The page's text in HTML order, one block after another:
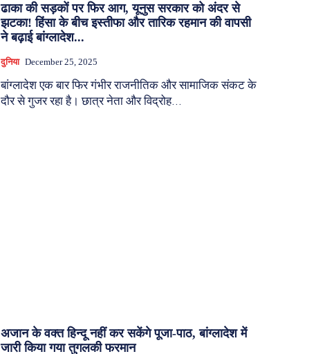
ढाका की सड़कों पर फिर आग, यूनुस सरकार को अंदर से
झटका! हिंसा के बीच इस्तीफा और तारिक रहमान की वापसी
ने बढ़ाई बांग्लादेश...
दुनिया December 25, 2025
बांग्लादेश एक बार फिर गंभीर राजनीतिक और सामाजिक संकट के
दौर से गुजर रहा है। छात्र नेता और विद्रोह...
अजान के वक्त हिन्दू नहीं कर सकेंगे पूजा-पाठ, बांग्लादेश में
जारी किया गया तुगलकी फरमान